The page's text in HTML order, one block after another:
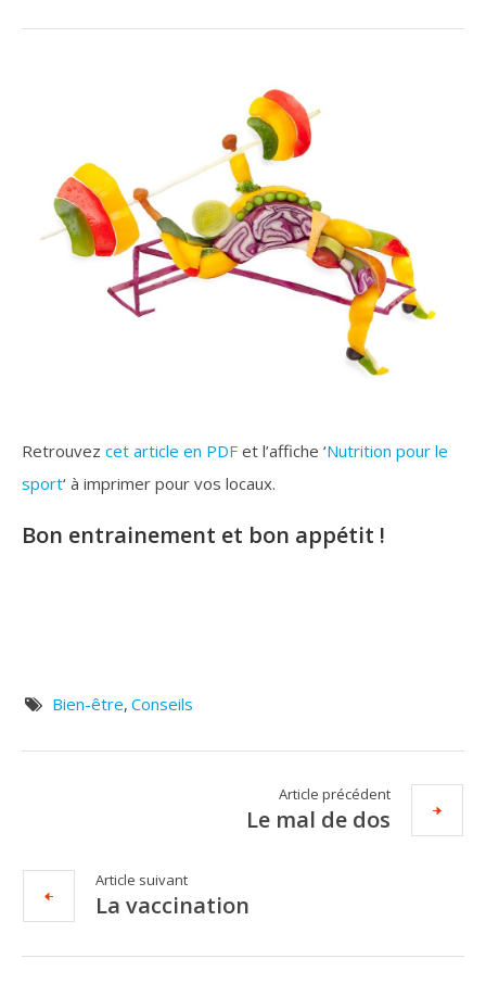
Retrouvez cet article en PDF et l’affiche ‘Nutrition pour le
sport‘ à imprimer pour vos locaux.
Bon entrainement et bon appétit !
Bien-être, Conseils
Article précédent
Le mal de dos
Article suivant
La vaccination